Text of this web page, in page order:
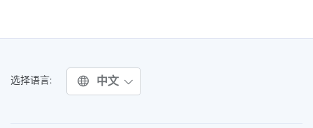
选择语言: 中文